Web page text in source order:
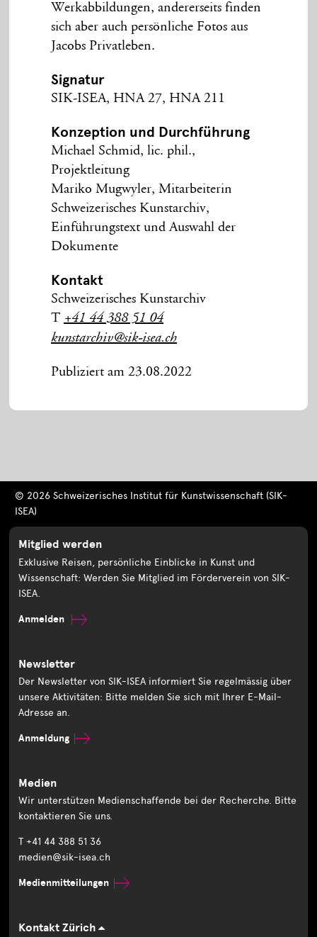
Werkabbildungen, andererseits finden
sich aber auch persönliche Fotos aus
Jacobs Privatleben.
Signatur
SIK-ISEA, HNA 27, HNA 211
Konzeption und Durchführung
Michael Schmid, lic. phil.,
Projektleitung
Mariko Mugwyler, Mitarbeiterin
Schweizerisches Kunstarchiv,
Einführungstext und Auswahl der
Dokumente
Kontakt
Schweizerisches Kunstarchiv
T +41 44 388 51 04
kunstarchiv@sik-isea.ch
Publiziert am 23.08.2022
© 2026 Schweizerisches Institut für Kunstwissenschaft (SIK-
ISEA)
Mitglied werden
Exklusive Reisen, persönliche Einblicke in Kunst und
Wissenschaft: Werden Sie Mitglied im Förderverein von SIK-
ISEA.
Anmelden
Newsletter
Der Newsletter von SIK-ISEA informiert Sie regelmässig über
unsere Aktivitäten: Bitte melden Sie sich mit Ihrer E-Mail-
Adresse an.
Anmeldung
Medien
Wir unterstützen Medienschaffende bei der Recherche. Bitte
kontaktieren Sie uns.
T +41 44 388 51 36
medien@sik-isea.ch
Medienmitteilungen
Kontakt Zürich